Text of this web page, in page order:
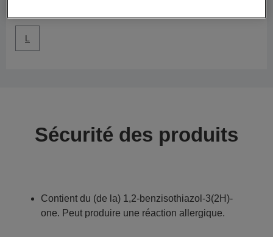
L
Sécurité des produits
Contient du (de la) 1,2-benzisothiazol-3(2H)-
one. Peut produire une réaction allergique.